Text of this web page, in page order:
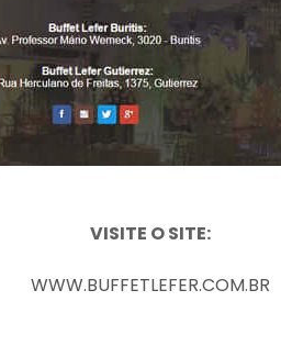
VISITE O SITE:
WWW.BUFFETLEFER.COM.BR